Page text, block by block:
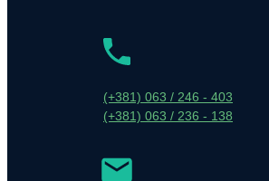
(+381) 063 / 246 - 403
(+381) 063 / 236 - 138